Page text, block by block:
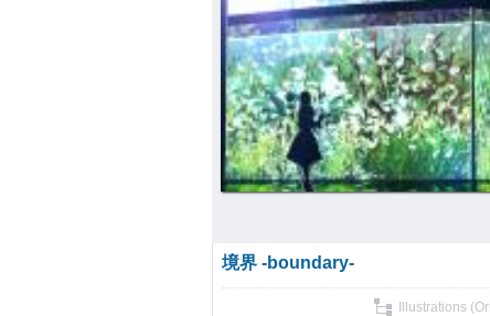
境界 -boundary-
Illustrations